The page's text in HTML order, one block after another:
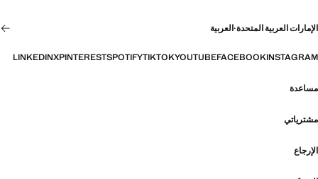
الإمارات العربية المتحدة·العربية
INSTAGRAM
FACEBOOK
YOUTUBE
TIKTOK
SPOTIFY
PINTEREST
X
LINKEDIN
مساعدة
مشترياتي
الإرجاع